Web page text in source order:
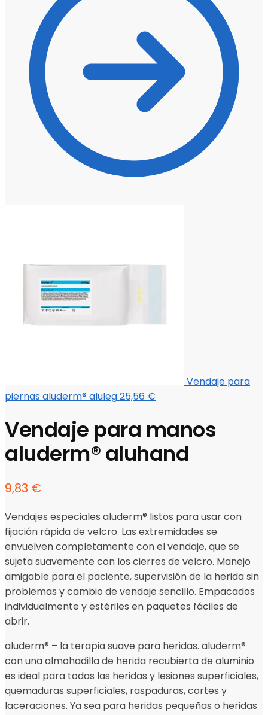
Vendaje para
piernas aluderm® aluleg25,56 €
Vendaje para manos
aluderm® aluhand
9,83 €
Vendajes especiales aluderm® listos para usar con
fijación rápida de velcro. Las extremidades se
envuelven completamente con el vendaje, que se
sujeta suavemente con los cierres de velcro. Manejo
amigable para el paciente, supervisión de la herida sin
problemas y cambio de vendaje sencillo. Empacados
individualmente y estériles en paquetes fáciles de
abrir.
aluderm® – la terapia suave para heridas. aluderm®
con una almohadilla de herida recubierta de aluminio
es ideal para todas las heridas y lesiones superficiales,
quemaduras superficiales, raspaduras, cortes y
laceraciones. Ya sea para heridas pequeñas o heridas